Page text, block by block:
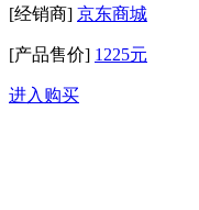
[经销商] 京东商城
[产品售价] 1225元
进入购买